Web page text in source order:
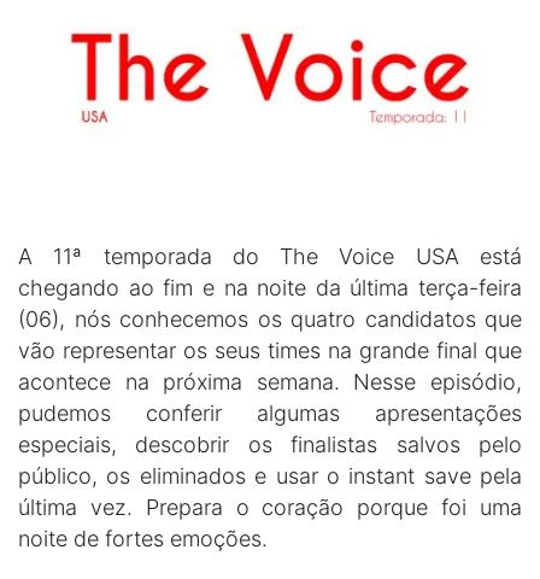
A 11ª temporada do The Voice USA está
chegando ao fim e na noite da última terça-feira
(06), nós conhecemos os quatro candidatos que
vão representar os seus times na grande final que
acontece na próxima semana. Nesse episódio,
pudemos conferir algumas apresentações
especiais, descobrir os finalistas salvos pelo
público, os eliminados e usar o instant save pela
última vez. Prepara o coração porque foi uma
noite de fortes emoções.